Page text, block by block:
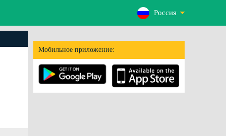
Россия
Мобильное приложение: